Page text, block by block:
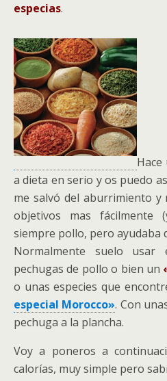
especias.
a dieta en serio y os puedo
me salvó del aburrimiento
objetivos mas
siempre pollo, pero ayudaba
Normalmente suelo
pechugas de pollo o bien un
o unas especies que
especial Morocco». Con
pechuga a la plancha.
Voy a poneros a
calorías, muy simple pero